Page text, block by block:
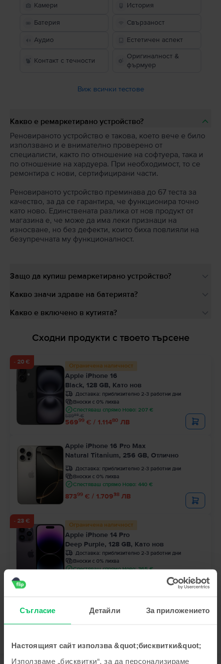
Съгласие Детайли За приложението
Настоящият сайт използва &quot;бисквитки&quot;
Използваме „бисквитки“, за да персонализираме
Камери История
Батерия Свързаност
Аудио Естетичен аспект
Контакт с течности
Оригиналност &
фърмуер
Виж всички тестове
Какво е ремаркетирано устройство?
Реновираното устройство е такова, което вече е било
използвано и е внимателно проверено от
специалисти, както по отношение на софтуера, така и
по отношение на хардуера. При необходимост, то се
ремонтира с нови, сертифицирани части.
Реновираното устройство преминава до 67 теста за
качество, за да се гарантира, че функционира точно
като ново. Единствената разлика от нов продукт от
магазина е, че може да има леки признаци на
износване, но без дефекти, които биха повлияли на
безупречната му функционалност.
Защо да купиш ремаркетирано устройство?
Какво значи здраве на батерията?
Какво е включено в кутията?
Сходни продукти с твоето търсене
- 20 €
Ограничена наличност
Apple iPhone 16
Black, 128 GB, Като нов
Доставка: приблизително 2-3 работни дни
Вноски с 0% лихва
Спестяваш спрямо Ново: 207 €
56999 € / 1.11480 ЛВ
58999€
Apple iPhone 16 Pro Max
Natural Titanium, 256 GB, Отлично
Доставка: приблизително 2-3 работни дни
Вноски с 0% лихва
Спестяваш спрямо Ново: 440 €
87399 € / 1.70938 ЛВ
- 23 €
Ограничена наличност
Apple iPhone 14 Pro
Deep Purple, 128 GB, Като нов
Доставка: приблизително 2-3 работни дни
Вноски с 0% лихва
Спестяваш спрямо Ново: 365 €